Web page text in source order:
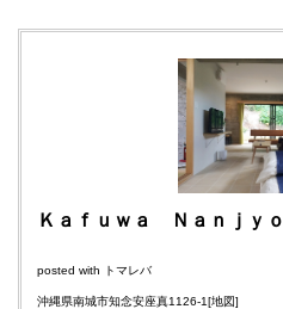
Ｋａｆｕｗａ Ｎａｎｊｙｏ
posted with トマレバ
沖縄県南城市知念安座真1126-1[地図]